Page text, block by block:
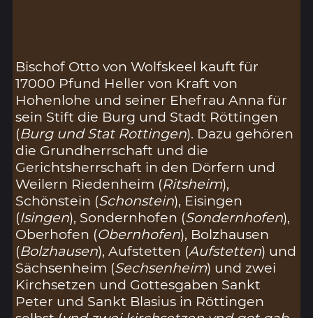
Bischof Otto von Wolfskeel kauft für
17000 Pfund Heller von Kraft von
Hohenlohe und seiner Ehefrau Anna für
sein Stift die Burg und Stadt Röttingen
(Burg und Stat Rottingen). Dazu gehören
die Grundherrschaft und die
Gerichtsherrschaft in den Dörfern und
Weilern Riedenheim (Ritsheim),
Schönstein (Schonstein), Eisingen
(Isingen), Sondernhofen (Sondernhofen),
Oberhofen (Obernhofen), Bolzhausen
(Bolzhausen), Aufstetten (Aufstetten) und
Sächsenheim (Sechsenheim) und zwei
Kirchsetzen und Gottesgaben Sankt
Peter und Sankt Blasius in Röttingen